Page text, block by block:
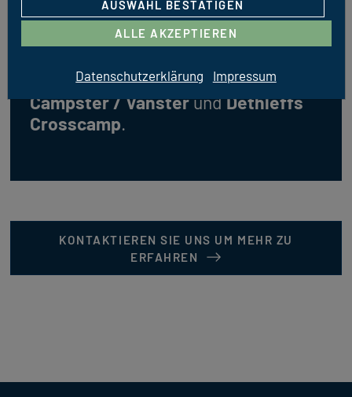
Bereifung und Felgen für IhrenPössl
Campster / VansterundDethleffs
Crosscamp.
KONTAKTIEREN SIE UNS UM MEHR ZU
ERFAHREN
AUSWAHL BESTÄTIGEN
ALLE AKZEPTIEREN
Datenschutzerklärung Impressum